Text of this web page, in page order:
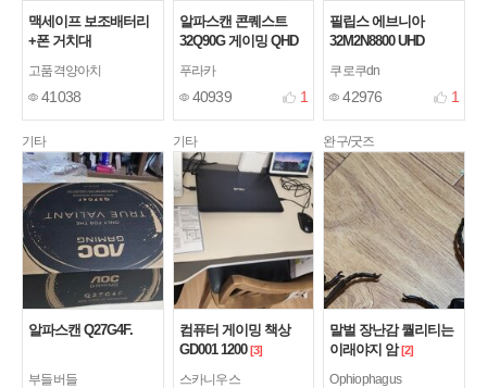
맥세이프 보조배터리
+폰 거치대
고품격양아치
41038
알파스캔 콘퀘스트
32Q90G 게이밍 QHD
푸라카
40939 1
필립스 에브니아
32M2N8800 UHD
쿠로쿠dn
42976 1
기타
알파스캔 Q27G4F.
부들버들
기타
컴퓨터 게이밍 책상
GD001 1200 [3]
스카니우스
완구/굿즈
말벌 장난감 퀄리티는
이래야지 암 [2]
Ophiophagus